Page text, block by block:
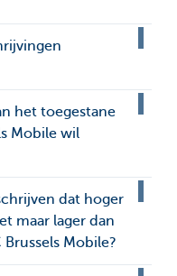
het toegestane
Mobile wil
dat hoger
maar lager dan
Mobile?